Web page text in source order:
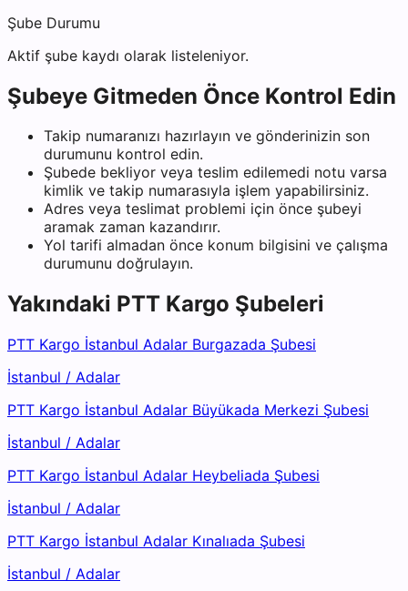
Şube Durumu
Aktif şube kaydı olarak listeleniyor.
Şubeye Gitmeden Önce Kontrol Edin
Takip numaranızı hazırlayın ve gönderinizin son
durumunu kontrol edin.
Şubede bekliyor veya teslim edilemedi notu varsa
kimlik ve takip numarasıyla işlem yapabilirsiniz.
Adres veya teslimat problemi için önce şubeyi
aramak zaman kazandırır.
Yol tarifi almadan önce konum bilgisini ve çalışma
durumunu doğrulayın.
Yakındaki PTT Kargo Şubeleri
PTT Kargo İstanbul Adalar Burgazada Şubesi
İstanbul / Adalar
PTT Kargo İstanbul Adalar Büyükada Merkezi Şubesi
İstanbul / Adalar
PTT Kargo İstanbul Adalar Heybeliada Şubesi
İstanbul / Adalar
PTT Kargo İstanbul Adalar Kınalıada Şubesi
İstanbul / Adalar